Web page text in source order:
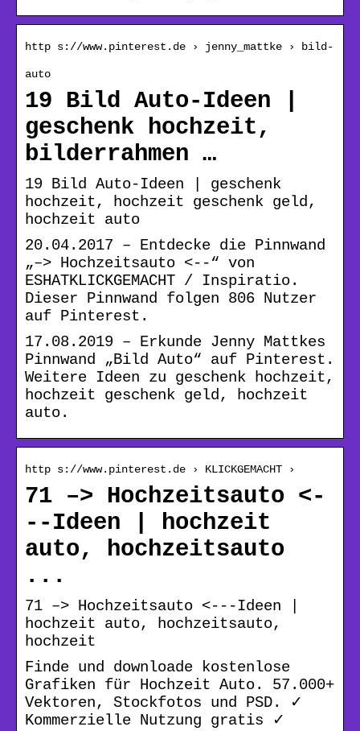
http s://www.pinterest.de › jenny_mattke › bild-
auto
19 Bild Auto-Ideen |
geschenk hochzeit,
bilderrahmen …
19 Bild Auto-Ideen | geschenk
hochzeit, hochzeit geschenk geld,
hochzeit auto
20.04.2017 – Entdecke die Pinnwand
„–> Hochzeitsauto <--“ von
ESHATKLICKGEMACHT / Inspiratio.
Dieser Pinnwand folgen 806 Nutzer
auf Pinterest.
17.08.2019 – Erkunde Jenny Mattkes
Pinnwand „Bild Auto“ auf Pinterest.
Weitere Ideen zu geschenk hochzeit,
hochzeit geschenk geld, hochzeit
auto.
http s://www.pinterest.de › KLICKGEMACHT ›
71 –> Hochzeitsauto <-
--Ideen | hochzeit
auto, hochzeitsauto
...
71 –> Hochzeitsauto <---Ideen |
hochzeit auto, hochzeitsauto,
hochzeit
Finde und downloade kostenlose
Grafiken für Hochzeit Auto. 57.000+
Vektoren, Stockfotos und PSD. ✓
Kommerzielle Nutzung gratis ✓